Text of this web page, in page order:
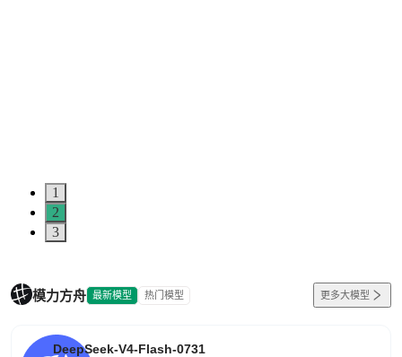
1
2
3
模力方舟 最新模型 热门模型 更多大模型
DeepSeek-V4-Flash-0731